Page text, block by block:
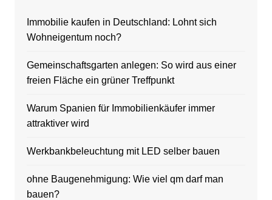
Immobilie kaufen in Deutschland: Lohnt sich
Wohneigentum noch?
Gemeinschaftsgarten anlegen: So wird aus einer
freien Fläche ein grüner Treffpunkt
Warum Spanien für Immobilienkäufer immer
attraktiver wird
Werkbankbeleuchtung mit LED selber bauen
ohne Baugenehmigung: Wie viel qm darf man
bauen?